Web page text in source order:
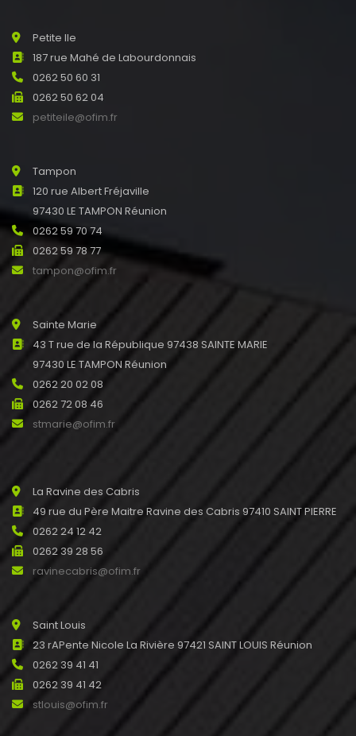
Petite Ile
187 rue Mahé de Labourdonnais
0262 50 60 31
0262 50 62 04
petiteile@ofim.fr
Tampon
120 rue Albert Fréjaville
97430 LE TAMPON Réunion
0262 59 70 74
0262 59 78 77
tampon@ofim.fr
Sainte Marie
43 T rue de la République 97438 SAINTE MARIE
97430 LE TAMPON Réunion
0262 20 02 08
0262 72 08 46
stmarie@ofim.fr
La Ravine des Cabris
49 rue du Père Maitre Ravine des Cabris 97410 SAINT PIERRE
0262 24 12 42
0262 39 28 56
ravinecabris@ofim.fr
Saint Louis
23 rAPente Nicole La Rivière 97421 SAINT LOUIS Réunion
0262 39 41 41
0262 39 41 42
stlouis@ofim.fr